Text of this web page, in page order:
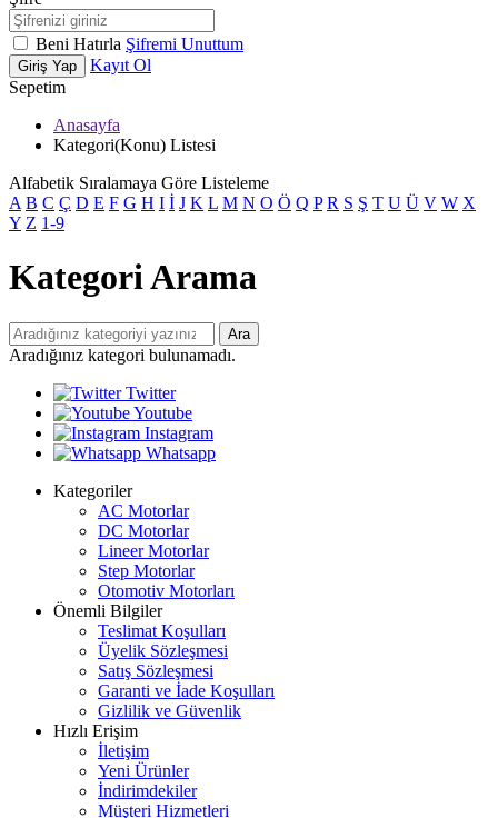
Beni Hatırla Şifremi Unuttum
Giriş Yap
Kayıt Ol
Sepetim
Anasayfa
Kategori(Konu) Listesi
Alfabetik Sıralamaya Göre Listeleme
A B C Ç D E F G H I İ J K L M N O Ö Q P R S Ş T U Ü V W X
Y Z 1-9
Kategori Arama
Ara
Aradığınız kategori bulunamadı.
Twitter
Youtube
Instagram
Whatsapp
Kategoriler
AC Motorlar
DC Motorlar
Lineer Motorlar
Step Motorlar
Otomotiv Motorları
Önemli Bilgiler
Teslimat Koşulları
Üyelik Sözleşmesi
Satış Sözleşmesi
Garanti ve İade Koşulları
Gizlilik ve Güvenlik
Hızlı Erişim
İletişim
Yeni Ürünler
İndirimdekiler
Müşteri Hizmetleri